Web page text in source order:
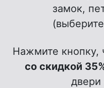
замок,
Нажмите кнопку,
со скидкой
двери